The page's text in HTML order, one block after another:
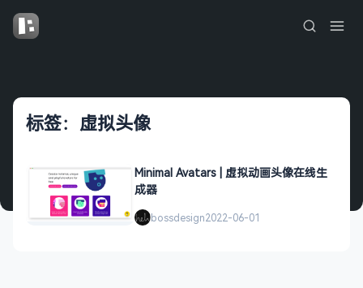
标签：虚拟头像
Minimal Avatars | 虚拟动画头像在线生
成器
bossdesign2022-06-01